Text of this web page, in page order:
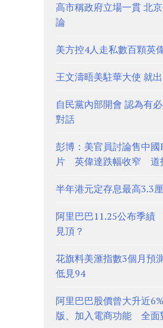
高市稱政府立場一貫 北
論
美方控4人走私數百顆英
王文濤晤美駐華大使 就
自民黨內部開會 認為有
對話
彭博：美官員討論售中
片 英偉達跌幅收窄 道
半年港元定存息最高3.3
阿里巴巴11.25公布季
見頂？
花旗料美滙指數3個月預
低見94
阿里巴巴股價曾大升近
版、加入電商功能 全面